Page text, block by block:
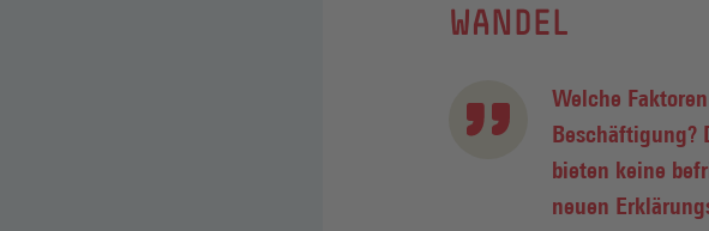
WANDEL
Welche
Beschäftigung?
bieten keine
neuen